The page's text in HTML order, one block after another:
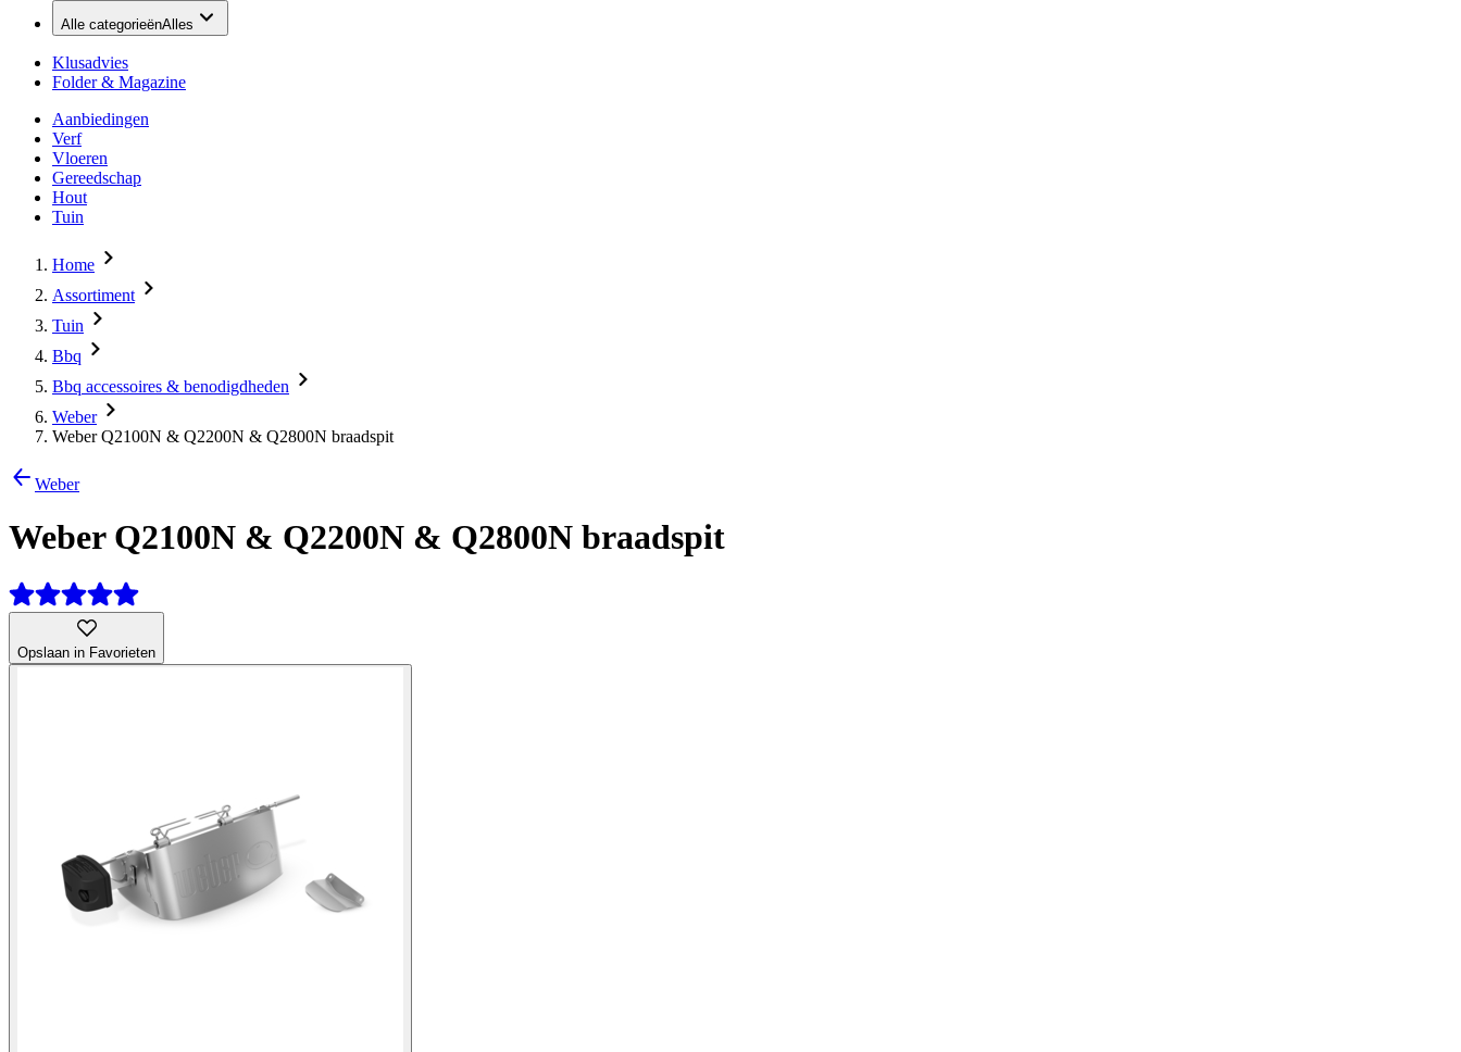
Alle categorieënAlles
Klusadvies
Folder & Magazine
Aanbiedingen
Verf
Vloeren
Gereedschap
Hout
Tuin
Home
Assortiment
Tuin
Bbq
Bbq accessoires & benodigdheden
Weber
Weber Q2100N & Q2200N & Q2800N braadspit
Weber
Weber Q2100N & Q2200N & Q2800N braadspit
Opslaan in Favorieten